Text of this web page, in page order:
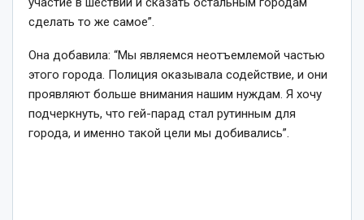
сделать то же самое”.
Она добавила: “Мы являемся неотъемлемой частью
этого города. Полиция оказывала содействие, и они
проявляют больше внимания нашим нуждам. Я хочу
подчеркнуть, что гей-парад стал рутинным для
города, и именно такой цели мы добивались”.